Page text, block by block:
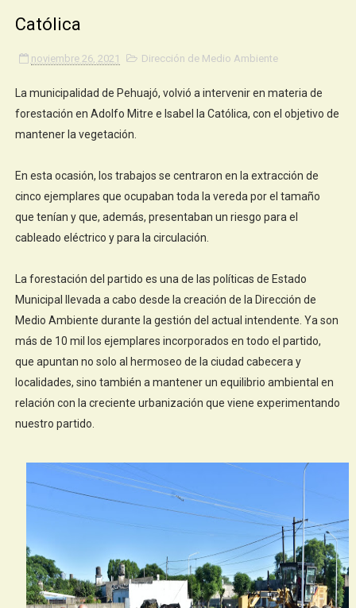
Católica
noviembre 26, 2021 Dirección de Medio Ambiente
La municipalidad de Pehuajó, volvió a intervenir en materia de
forestación en Adolfo Mitre e Isabel la Católica, con el objetivo de
mantener la vegetación.
En esta ocasión, los trabajos se centraron en la extracción de
cinco ejemplares que ocupaban toda la vereda por el tamaño
que tenían y que, además, presentaban un riesgo para el
cableado eléctrico y para la circulación.
La forestación del partido es una de las políticas de Estado
Municipal llevada a cabo desde la creación de la Dirección de
Medio Ambiente durante la gestión del actual intendente. Ya son
más de 10 mil los ejemplares incorporados en todo el partido,
que apuntan no solo al hermoseo de la ciudad cabecera y
localidades, sino también a mantener un equilibrio ambiental en
relación con la creciente urbanización que viene experimentando
nuestro partido.